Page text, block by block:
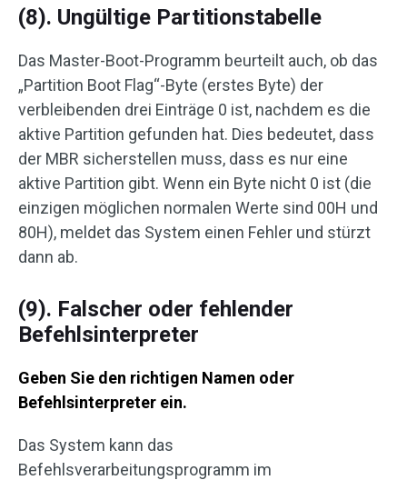
(8). Ungültige Partitionstabelle
Das Master-Boot-Programm beurteilt auch, ob das
„Partition Boot Flag“-Byte (erstes Byte) der
verbleibenden drei Einträge 0 ist, nachdem es die
aktive Partition gefunden hat. Dies bedeutet, dass
der MBR sicherstellen muss, dass es nur eine
aktive Partition gibt. Wenn ein Byte nicht 0 ist (die
einzigen möglichen normalen Werte sind 00H und
80H), meldet das System einen Fehler und stürzt
dann ab.
(9). Falscher oder fehlender
Befehlsinterpreter
Geben Sie den richtigen Namen oder
Befehlsinterpreter ein.
Das System kann das
Befehlsverarbeitungsprogramm im